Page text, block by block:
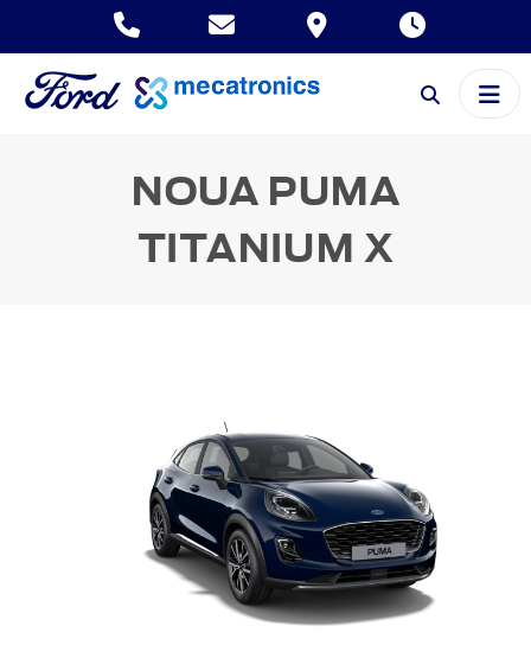
NOUA PUMA
TITANIUM X